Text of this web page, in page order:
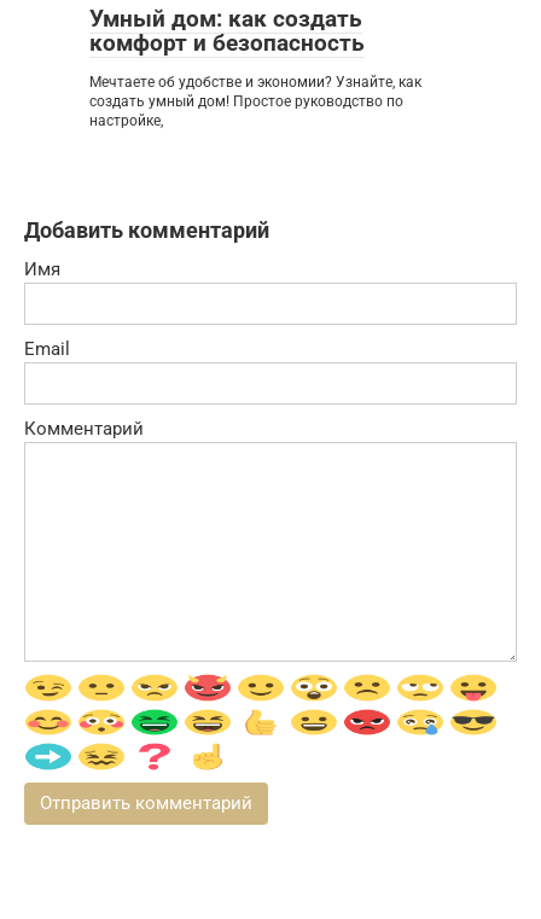
Умный дом: как создать
комфорт и безопасность
Мечтаете об удобстве и экономии? Узнайте, как
создать умный дом! Простое руководство по
настройке,
Добавить комментарий
Имя
Email
Комментарий